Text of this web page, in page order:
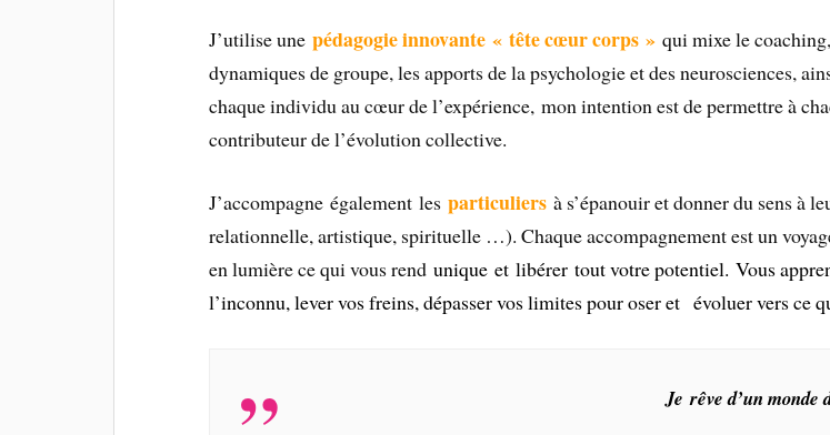
J’utilise unepédagogie innovante « tête cœur corps » qui mixe le
dynamiques de groupe, les apports de la psychologie et des neurosciences,
chaque individu au cœur de l’expérience, mon intention est de permettre à
contributeur de l’évolution collective.
J’accompagne également lesparticuliers à s’épanouir et donner du sens à
relationnelle, artistique, spirituelle …). Chaque accompagnement est un
en lumière ce qui vous rendunique etlibérer tout votre potentiel. Vous
l’inconnu, lever vos freins, dépasser vos limites pour oser et évoluer vers ce
Je rêve d’un monde